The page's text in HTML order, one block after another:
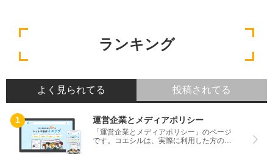
ランキング
よく見られてる 投稿されてる
運営企業とメディアポリシー
「運営企業とメディアポリシー」のページ
です。コエシルは、実際に利用した方の口